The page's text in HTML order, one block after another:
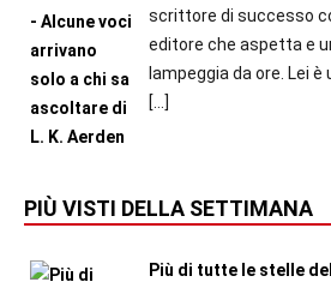
scrittore di successo
editore che aspetta e
lampeggia da ore. Lei è
[…]
PIÙ VISTI DELLA SETTIMANA
Più di tutte le stelle